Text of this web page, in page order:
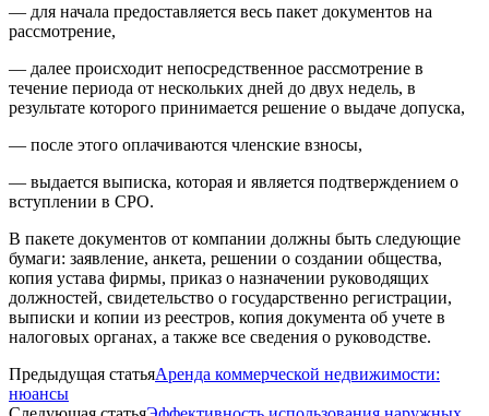
— для начала предоставляется весь пакет документов на
рассмотрение,
— далее происходит непосредственное рассмотрение в
течение периода от нескольких дней до двух недель, в
результате которого принимается решение о выдаче допуска,
— после этого оплачиваются членские взносы,
— выдается выписка, которая и является подтверждением о
вступлении в СРО.
В пакете документов от компании должны быть следующие
бумаги: заявление, анкета, решении о создании общества,
копия устава фирмы, приказ о назначении руководящих
должностей, свидетельство о государственно регистрации,
выписки и копии из реестров, копия документа об учете в
налоговых органах, а также все сведения о руководстве.
Предыдущая статьяАренда коммерческой недвижимости:
нюансы